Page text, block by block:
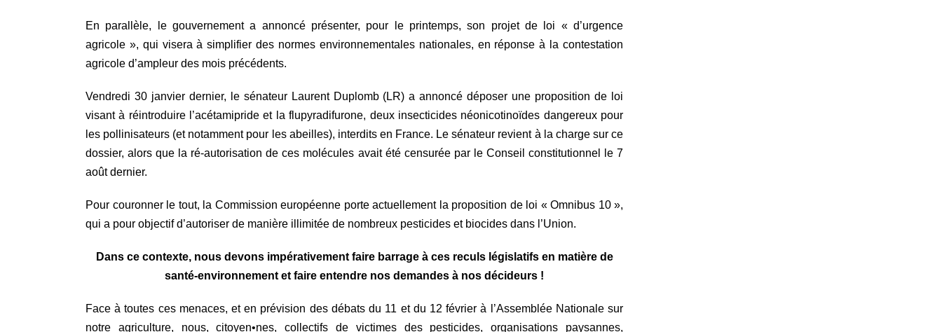
En parallèle, le gouvernement a annoncé présenter, pour le printemps, son projet de loi «d’urgence
agricole », qui visera à simplifier des normes environnementales nationales, en réponse à la contestation
agricole d’ampleur des mois précédents.
Vendredi 30 janvier dernier, le sénateur Laurent Duplomb (LR) a annoncé déposer une proposition de loi
visant à réintroduire l’acétamipride et la flupyradifurone, deux insecticides néonicotinoïdes dangereux pour
les pollinisateurs (et notamment pour les abeilles), interdits en France. Le sénateur revient à la charge sur ce
dossier, alors que la ré-autorisation de ces molécules avait été censurée par le Conseil constitutionnel le 7
août dernier.
Pour couronner le tout, la Commission européenne porte actuellement la proposition de loi « Omnibus 10 »,
qui a pour objectif d’autoriser de manière illimitée de nombreux pesticides et biocides dans l’Union.
Dans ce contexte, nous devons impérativement faire barrage à ces reculs législatifs en matière de
santé-environnement et faire entendre nos demandes à nos décideurs !
Face à toutes ces menaces, et en prévision des débats du 11 et du 12 févrierà l’Assemblée Nationalesur
notre agriculture, nous,citoyen•nes,collectifs de victimes des pesticides, organisations paysannes,